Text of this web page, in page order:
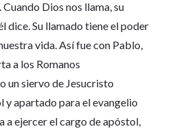
Dios nos llama, su
dice. Su llamado tiene el poder
vida. Así fue con Pablo,
a los Romanos
un siervo de Jesucristo
y apartado para el evangelio
a ejercer el cargo de apóstol,